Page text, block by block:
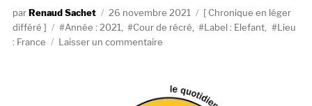
AuteurRenaud Sachet
Publié
le
26 novembre 2021 Catégories
Chronique en léger
différé
Étiquettes
Année : 2021 Cour de récré Label : Elefant
Lieu
: France
Laisser un commentairesur
récré,
s/t